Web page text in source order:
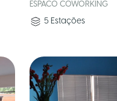
ESPACO COWORKING
5 Estações